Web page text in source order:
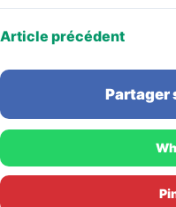
Article précédent
Partager